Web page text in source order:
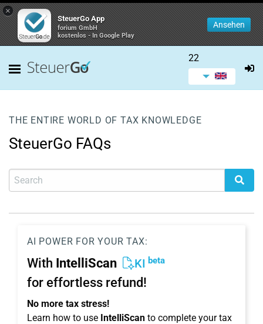
×
SteuerGo App
forium GmbH
kostenlos - In Google Play
Ansehen
22
THE ENTIRE WORLD OF TAX KNOWLEDGE
SteuerGo FAQs
AI POWER FOR YOUR TAX:
With IntelliScan KI beta
for effortless refund!
No more tax stress!
Learn how to use IntelliScan to complete your tax